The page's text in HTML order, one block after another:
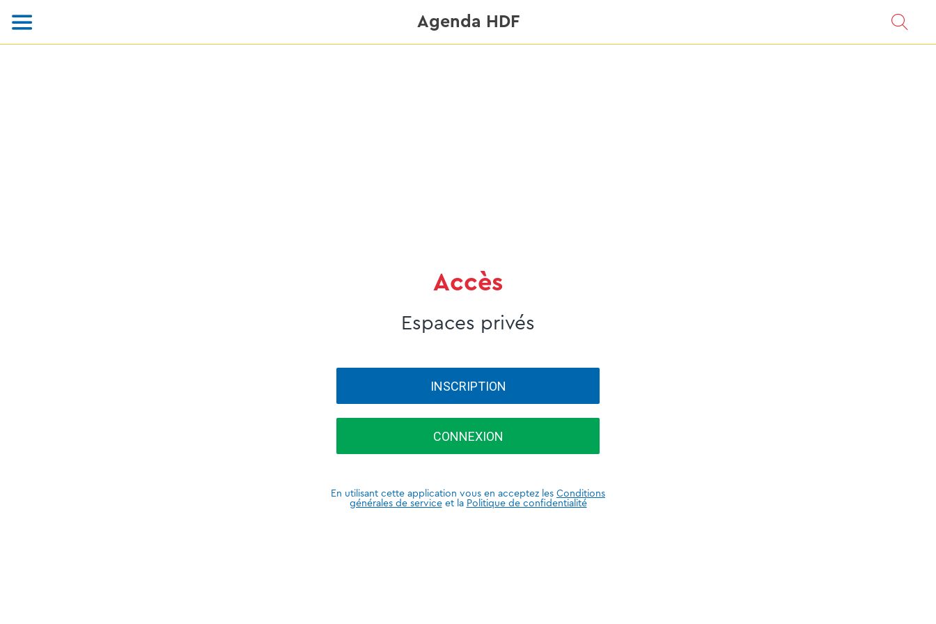
Agenda HDF
Accès
Espaces privés
INSCRIPTION
CONNEXION
En utilisant cette application vous en acceptez les Conditions
générales de serviceet la Politique de confidentialité